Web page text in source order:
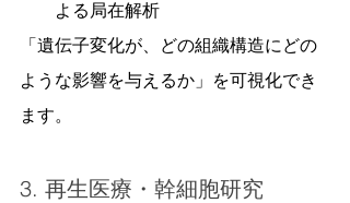
よる局在解析
「遺伝子変化が、どの組織構造にどの
ような影響を与えるか」を可視化でき
ます。
3. 再生医療・幹細胞研究